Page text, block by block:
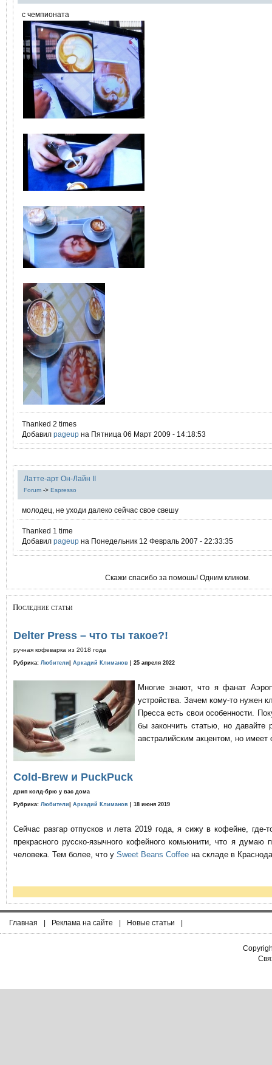
c чемпионата
Thanked 2 times
Добавил pageup на Пятница 06 Март 2009 - 14:18:53
Латте-арт Он-Лайн II
Forum -> Espresso
молодец, не уходи далеко сейчас свое свешу
Thanked 1 time
Добавил pageup на Понедельник 12 Февраль 2007 - 22:33:35
Скажи спасибо за помошь! Одним кликом.
Последние статьи
Delter Press – что ты такое?!
ручная кофеварка из 2018 года
Рубрика: Любители Аркадий Климанов | 25 апреля 2022
Многие знают, что я фанат
устройства. Зачем кому-то нужен
Пресса есть свои особенности.
бы закончить статью, но давайте
австралийским акцентом, но имеет
Cold-Brew и PuckPuck
дрип колд-брю у вас дома
Рубрика: Любители Аркадий Климанов | 18 июня 2019
Сейчас разгар отпусков и лета 2019 года, я сижу в кофейне,
прекрасного русско-язычного кофейного комьюнити, что я
человека. Тем более, что у Sweet Beans Coffee на складе в
Главная | Реклама на сайте | Новые статьи |